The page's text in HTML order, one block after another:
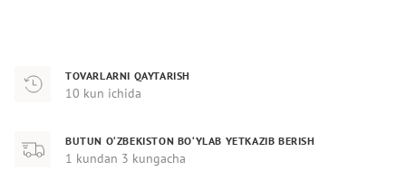
TOVARLARNI QAYTARISH
10 kun ichida
BUTUN O‘ZBEKISTON BO‘YLAB YETKAZIB BERISH
1 kundan 3 kungacha